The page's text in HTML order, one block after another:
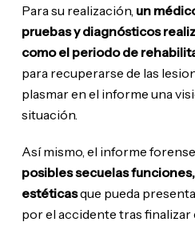
Para su realización, un
pruebas y diagnósticos
como el periodo de
para recuperarse de las
plasmar en el informe una
situación.
Así mismo, el informe forense
posibles secuelas
estéticasque pueda
por el accidente tras finalizar